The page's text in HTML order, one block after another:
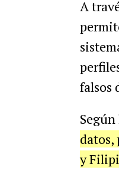
A
falsos
datos,
y